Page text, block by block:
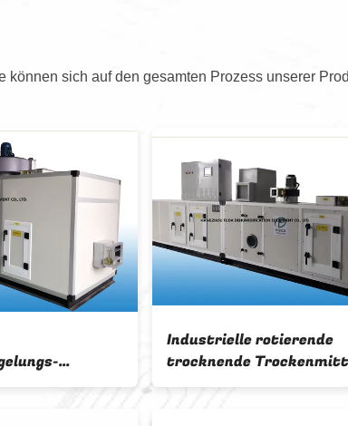
sich auf den gesamten Prozess unserer
Verpacken Sie Rotor-
Trockenmittel relativer
Feuchtigkeit Schwedens